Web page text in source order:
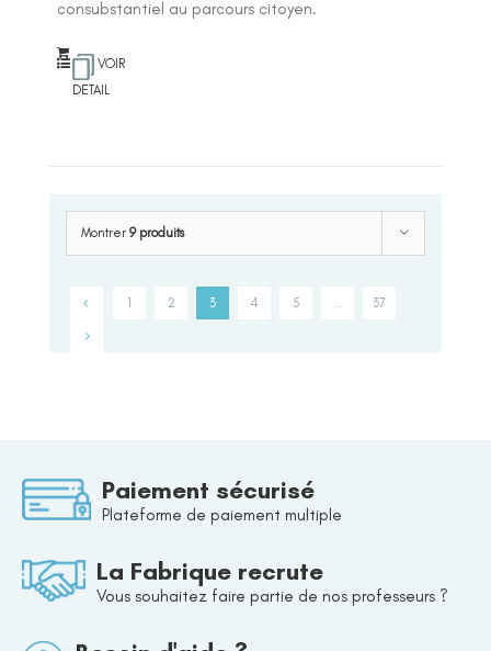
consubstantiel au parcours citoyen.
VOIR
DETAIL
Montrer 9 produits
1 2 3 4 5 37
Paiement sécurisé
Plateforme de paiement multiple
La Fabrique recrute
Vous souhaitez faire partie de nos professeurs ?